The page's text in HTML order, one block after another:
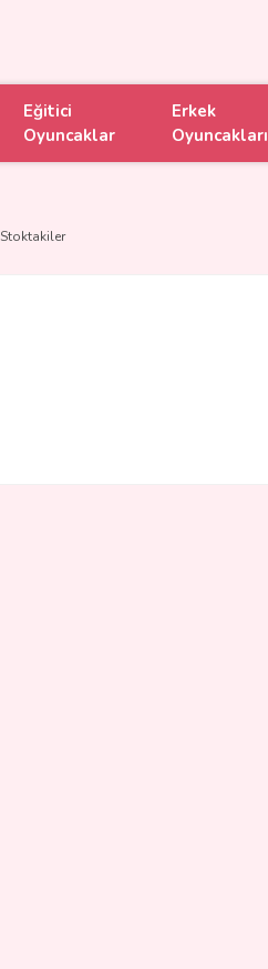
Eğitici
Oyuncaklar
Erkek
Oyuncakları
Stoktakiler